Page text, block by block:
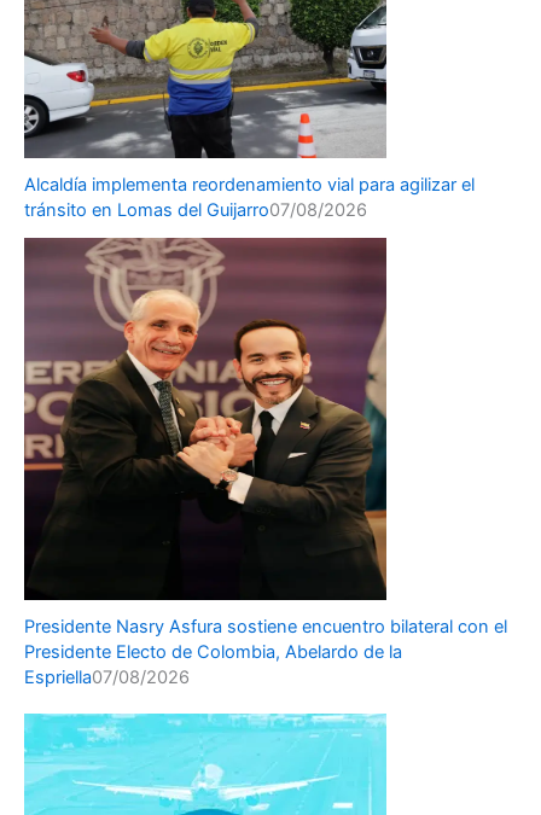
Alcaldía implementa reordenamiento vial para agilizar el
tránsito en Lomas del Guijarro07/08/2026
Presidente Nasry Asfura sostiene encuentro bilateral con el
Presidente Electo de Colombia, Abelardo de la
Espriella07/08/2026